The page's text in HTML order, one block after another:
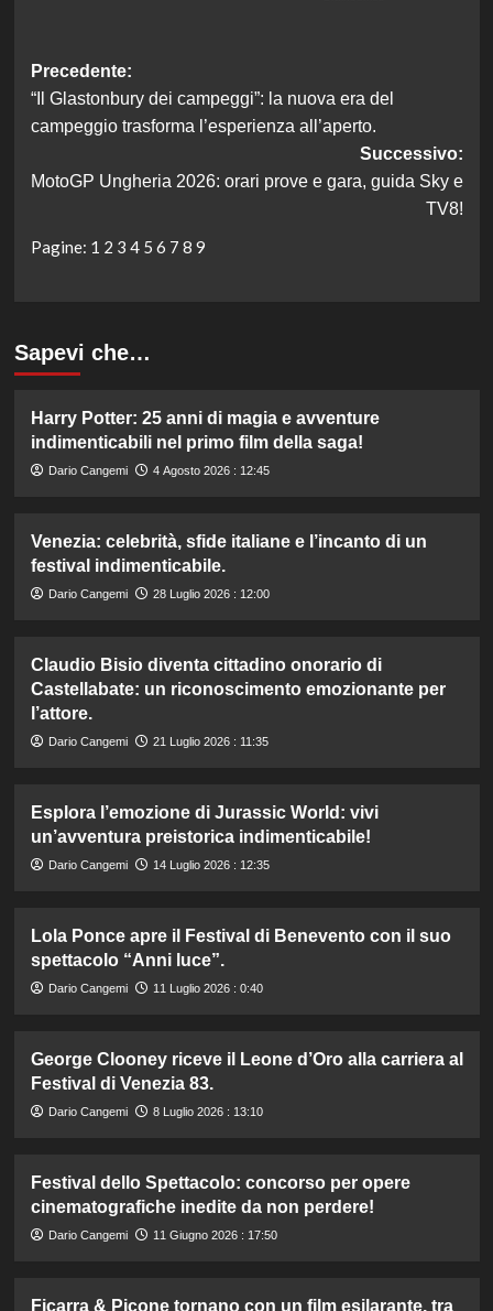
Navigazione
articolo
Precedente:
“Il Glastonbury dei campeggi”: la nuova era del
campeggio trasforma l’esperienza all’aperto.
Successivo:
MotoGP Ungheria 2026: orari prove e gara, guida Sky e
TV8!
Pagine: 1 2 3 4 5 6 7 8 9
Sapevi che…
Harry Potter: 25 anni di magia e avventure
indimenticabili nel primo film della saga!
Dario Cangemi 4 Agosto 2026 : 12:45
Venezia: celebrità, sfide italiane e l’incanto di un
festival indimenticabile.
Dario Cangemi 28 Luglio 2026 : 12:00
Claudio Bisio diventa cittadino onorario di
Castellabate: un riconoscimento emozionante per
l’attore.
Dario Cangemi 21 Luglio 2026 : 11:35
Esplora l’emozione di Jurassic World: vivi
un’avventura preistorica indimenticabile!
Dario Cangemi 14 Luglio 2026 : 12:35
Lola Ponce apre il Festival di Benevento con il suo
spettacolo “Anni luce”.
Dario Cangemi 11 Luglio 2026 : 0:40
George Clooney riceve il Leone d’Oro alla carriera al
Festival di Venezia 83.
Dario Cangemi 8 Luglio 2026 : 13:10
Festival dello Spettacolo: concorso per opere
cinematografiche inedite da non perdere!
Dario Cangemi 11 Giugno 2026 : 17:50
Ficarra & Picone tornano con un film esilarante, tra